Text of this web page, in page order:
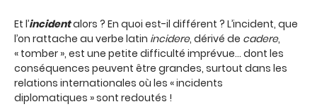
Et l’incidentalors ? En quoi est-il différent ? L’incident, que
l’on rattache au verbe latin incidere, dérivé de cadere,
« tomber », est une petite difficulté imprévue… dont les
conséquences peuvent être grandes, surtout dans les
relations internationales où les « incidents
diplomatiques » sont redoutés !